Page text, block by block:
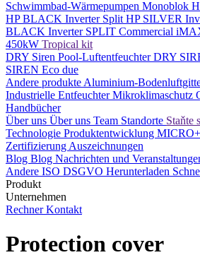
Schwimmbad-Wärmepumpen Monoblok
HP BLACK Inverter Split HP SILVER
BLACK Inverter SPLIT Commercial
450kW Tropical kit
DRY Siren Pool-LuftentfeuchterDRY
SIREN Eco due
Andere produkte Aluminium-
Industrielle EntfeuchterMikroklimaschutz
Handbücher
Über uns Über uns Team Standorte Staňte
Technologie Produktentwicklung MICRO+
Zertifizierung Auszeichnungen
Blog Blog Nachrichten und
Andere ISO DSGVO Herunterladen
Produkt
Unternehmen
Rechner Kontakt
Protection cover